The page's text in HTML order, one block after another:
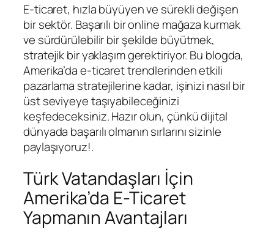
E-ticaret, hızla büyüyen ve sürekli değişen
bir sektör. Başarılı bir online mağaza kurmak
ve sürdürülebilir bir şekilde büyütmek,
stratejik bir yaklaşım gerektiriyor. Bu blogda,
Amerika’da e-ticaret trendlerinden etkili
pazarlama stratejilerine kadar, işinizi nasıl bir
üst seviyeye taşıyabileceğinizi
keşfedeceksiniz. Hazır olun, çünkü dijital
dünyada başarılı olmanın sırlarını sizinle
paylaşıyoruz!.
Türk Vatandaşları İçin
Amerika’da E-Ticaret
Yapmanın Avantajları